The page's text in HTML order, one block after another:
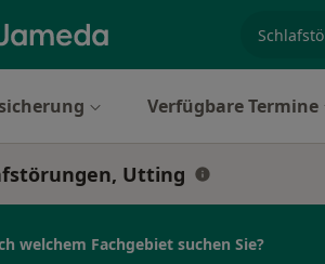
Verfügbare Termine
Utting
welchem Fachgebiet suchen Sie?